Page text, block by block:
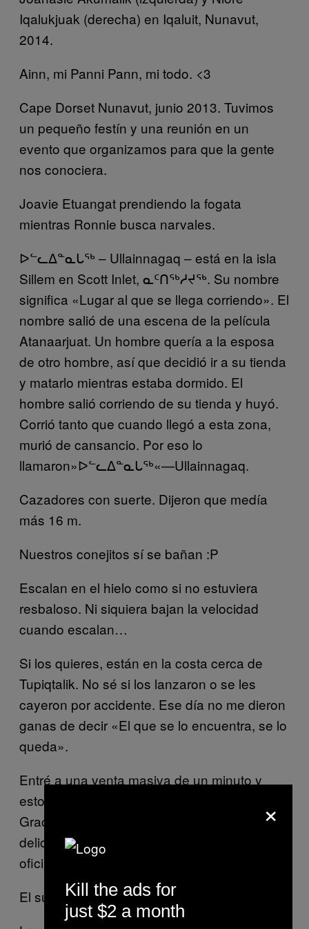
Iqalukjuak (derecha) en Iqaluit, Nunavut,
2014.
Ainn, mi Panni Pann, mi todo. <3
Cape Dorset Nunavut, junio 2013. Tuvimos
un pequeño festín y una reunión en un
evento que organizamos para que la gente
nos conociera.
Joavie Etuangat prendiendo la fogata
mientras Ronnie busca narvales.
ᐅᓪᓚᐃᓐᓇᒐᖅ – Ullainnagaq – está en la isla
Sillem en Scott Inlet, ᓇᑦᑎᖅᓱᔪᖅ. Su nombre
significa «Lugar al que se llega corriendo». El
nombre salió de una escena de la película
Atanaarjuat. Un hombre quería a la esposa
de otro hombre, así que decidió ir a su tienda
y matarlo mientras estaba dormido. El
hombre salió corriendo de su tienda y huyó.
Corrió tanto que cuando llegó a esta zona,
murió de cansancio. Por eso lo
llamaron»ᐅᓪᓚᐃᓐᓇᒐᖅ«—Ullainnagaq.
Cazadores con suerte. Dijeron que medía
más 16 m.
Nuestros conejitos sí se bañan :P
Escalan en el hielo como si no estuviera
resbaloso. Ni siquiera bajan la velocidad
cuando escalan…
Si los quieres, están en la costa cerca de
Tupiqtalik. No sé si los lanzaron o se les
cayeron por accidente. Ese día no me dieron
ganas de decir «El que se lo encuentra, se lo
queda».
Entré a una venta masiva de un minuto y
esto fue lo que alcancé a agarrar :)
Gracias a la aldea por darnos comida tan
deliciosa durante la inauguración de la
oficina administrativa de la aldea.
El suministro de agua :D
×
Kill the ads for
just $2 a month